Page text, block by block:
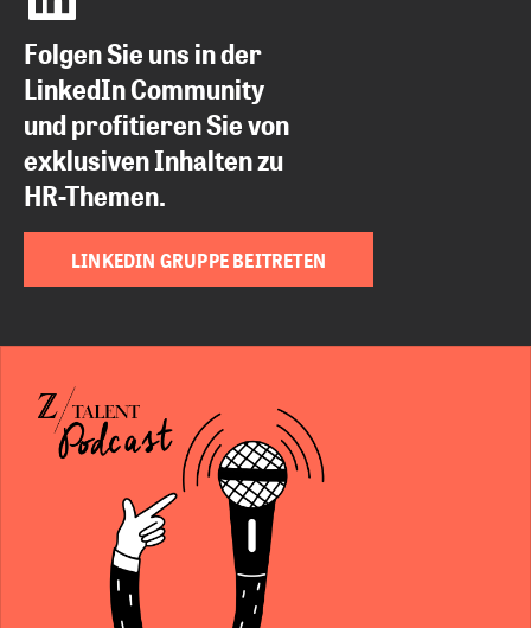
Folgen Sie uns in der
LinkedIn Community
und profitieren Sie von
exklusiven Inhalten zu
HR-Themen.
LINKEDIN GRUPPE BEITRETEN